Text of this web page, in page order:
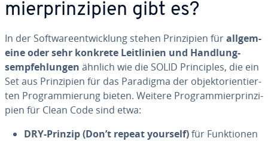
mierpri­nzi­pien gibt es?
In der Sof­twa­reentwicklung stehen Pri­nzi­pien füral­l­ge­m­
eine oder sehr konkrete Leit­li­nien und Handlung­
sempfehlun­gen ähnlich wie die SOLID Pri­nciples, die ein
Set aus Pri­nzi­pien für das Paradigma der ob­jek­to­rien­ti­er­
ten Prog­ram­mierung bieten. Weitere Prog­ram­mierpri­nzi­
pien für Clean Code sind etwa:
DRY-Prinzip (Don’t repeat yourself)für Funk­tio­nen